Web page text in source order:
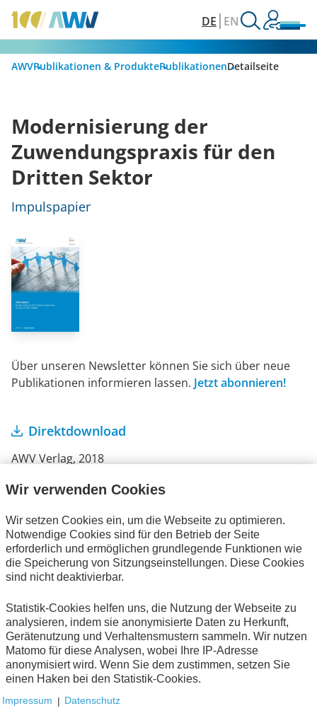
DE EN
AWVPublikationen & ProduktePublikationenDetailseite
Ihre Bestellung
Es befinden sich keine Artikel in Ihrem Warenkorb.
Alle Publikationen
Modernisierung der
Zuwendungspraxis für den
Dritten Sektor
Impulspapier
Über unseren Newsletter können Sie sich über neue
Publikationen informieren lassen. Jetzt abonnieren!
Direktdownload
AWV Verlag, 2018
Bestellnummer: 01659-w
Wir verwenden Cookies
Wir setzen Cookies ein, um die Webseite zu optimieren.
Notwendige Cookies sind für den Betrieb der Seite
erforderlich und ermöglichen grundlegende Funktionen wie
die Speicherung von Sitzungseinstellungen. Diese Cookies
sind nicht deaktivierbar.
Statistik-Cookies helfen uns, die Nutzung der Webseite zu
analysieren, indem sie anonymisierte Daten zu Herkunft,
Gerätenutzung und Verhaltensmustern sammeln. Wir nutzen
Matomo für diese Analysen, wobei Ihre IP-Adresse
anonymisiert wird. Wenn Sie dem zustimmen, setzen Sie
einen Haken bei den Statistik-Cookies.
Impressum | Datenschutz